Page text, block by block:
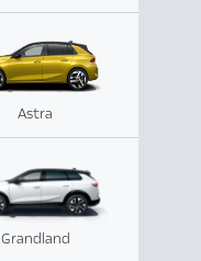
Astra
Grandland